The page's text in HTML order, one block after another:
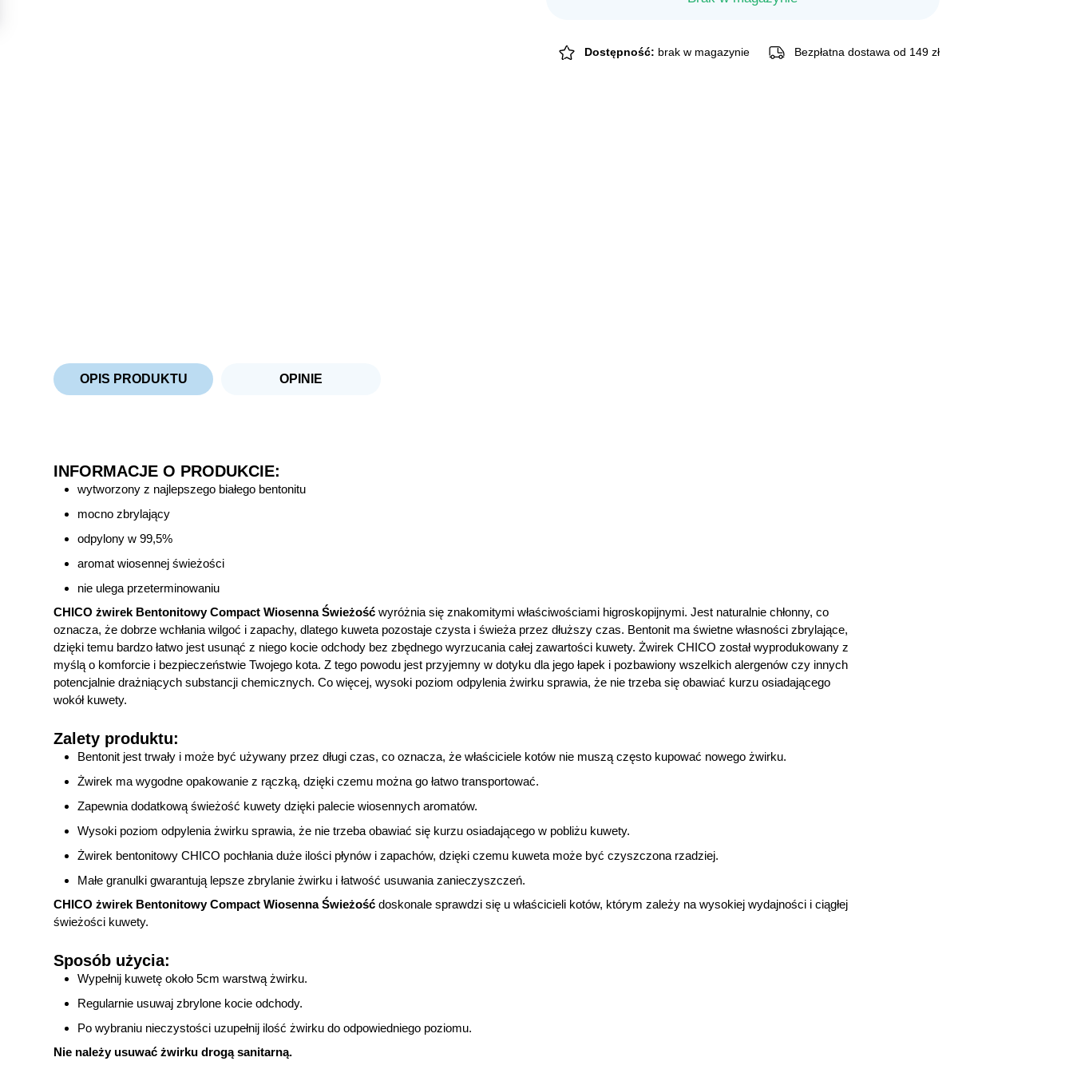
Dostępność: brak w magazynie Bezpłatna dostawa od 149 zł
OPIS PRODUKTU OPINIE
INFORMACJE O PRODUKCIE:
wytworzony z najlepszego białego bentonitu
mocno zbrylający
odpylony w 99,5%
aromat wiosennej świeżości
nie ulega przeterminowaniu
CHICO żwirek Bentonitowy Compact Wiosenna Świeżość wyróżnia się znakomitymi właściwościami higroskopijnymi. Jest naturalnie chłonny, co
oznacza, że dobrze wchłania wilgoć i zapachy, dlatego kuweta pozostaje czysta i świeża przez dłuższy czas. Bentonit ma świetne własności zbrylające,
dzięki temu bardzo łatwo jest usunąć z niego kocie odchody bez zbędnego wyrzucania całej zawartości kuwety. Żwirek CHICO został wyprodukowany z
myślą o komforcie i bezpieczeństwie Twojego kota. Z tego powodu jest przyjemny w dotyku dla jego łapek i pozbawiony wszelkich alergenów czy innych
potencjalnie drażniących substancji chemicznych. Co więcej, wysoki poziom odpylenia żwirku sprawia, że nie trzeba się obawiać kurzu osiadającego
wokół kuwety.
Zalety produktu:
Bentonit jest trwały i może być używany przez długi czas, co oznacza, że właściciele kotów nie muszą często kupować nowego żwirku.
Żwirek ma wygodne opakowanie z rączką, dzięki czemu można go łatwo transportować.
Zapewnia dodatkową świeżość kuwety dzięki palecie wiosennych aromatów.
Wysoki poziom odpylenia żwirku sprawia, że nie trzeba obawiać się kurzu osiadającego w pobliżu kuwety.
Żwirek bentonitowy CHICO pochłania duże ilości płynów i zapachów, dzięki czemu kuweta może być czyszczona rzadziej.
Małe granulki gwarantują lepsze zbrylanie żwirku i łatwość usuwania zanieczyszczeń.
CHICO żwirek Bentonitowy Compact Wiosenna Świeżość doskonale sprawdzi się u właścicieli kotów, którym zależy na wysokiej wydajności i ciągłej
świeżości kuwety.
Sposób użycia:
Wypełnij kuwetę około 5cm warstwą żwirku.
Regularnie usuwaj zbrylone kocie odchody.
Po wybraniu nieczystości uzupełnij ilość żwirku do odpowiedniego poziomu.
Nie należy usuwać żwirku drogą sanitarną.